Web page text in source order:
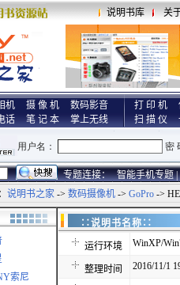
说明书库 关
机 摄 像 机
数码影音
话
笔 记 本 掌上无线
打 印 机
扫 描 仪
专题连接： 智能手机专题 |
说明书之家 -> 数码摄像机 -> GoPro ->
索尼
∷说明书名
运行环境 WinXP/
整理时间 2016/11/1